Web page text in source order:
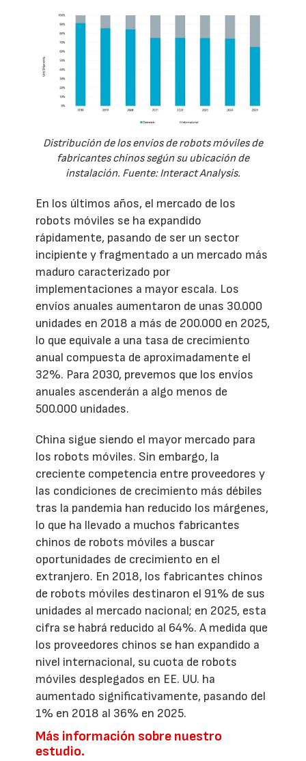
Distribución de los envíos de robots móviles de
fabricantes chinos según su ubicación de
instalación. Fuente: Interact Analysis.
En los últimos años, el mercado de los
robots móviles se ha expandido
rápidamente, pasando de ser un sector
incipiente y fragmentado a un mercado más
maduro caracterizado por
implementaciones a mayor escala. Los
envíos anuales aumentaron de unas 30.000
unidades en 2018 a más de 200.000 en 2025,
lo que equivale a una tasa de crecimiento
anual compuesta de aproximadamente el
32%. Para 2030, prevemos que los envíos
anuales ascenderán a algo menos de
500.000 unidades.
China sigue siendo el mayor mercado para
los robots móviles. Sin embargo, la
creciente competencia entre proveedores y
las condiciones de crecimiento más débiles
tras la pandemia han reducido los márgenes,
lo que ha llevado a muchos fabricantes
chinos de robots móviles a buscar
oportunidades de crecimiento en el
extranjero. En 2018, los fabricantes chinos
de robots móviles destinaron el 91% de sus
unidades al mercado nacional; en 2025, esta
cifra se habrá reducido al 64%. A medida que
los proveedores chinos se han expandido a
nivel internacional, su cuota de robots
móviles desplegados en EE. UU. ha
aumentado significativamente, pasando del
1% en 2018 al 36% en 2025.
Más información sobre nuestro
estudio.